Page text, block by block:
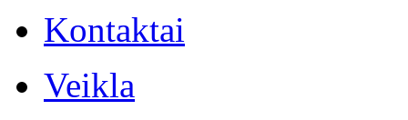
Kontaktai
Veikla